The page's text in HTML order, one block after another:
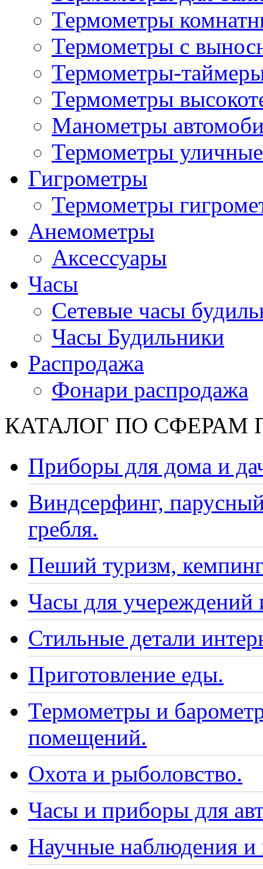
Термометры
Термометры с
Термометры-
Термометры
Манометры
Термометры уличные
Гигрометры
Термометры
Анемометры
Аксессуары
Часы
Сетевые часы
Часы Будильники
Распродажа
Фонари распродажа
КАТАЛОГ ПО СФЕРАМ
Приборы для дома и
Виндсерфинг,
гребля.
Пеший туризм,
Часы для учереждений
Стильные детали
Приготовление еды.
Термометры и
помещений.
Охота и рыболовство.
Часы и приборы для
Научные наблюдения и